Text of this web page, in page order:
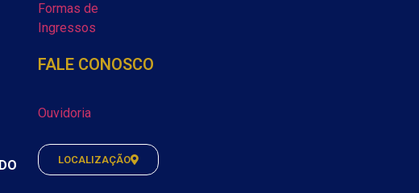
Formas de
Ingressos
FALE CONOSCO
Ouvidoria
LOCALIZAÇÃO